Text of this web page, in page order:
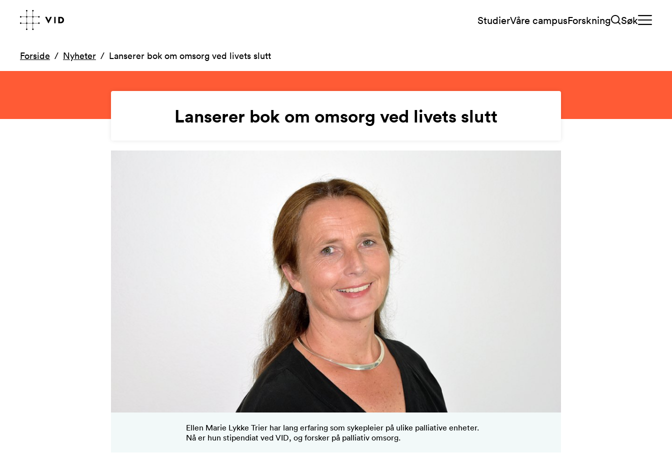
StudierVåre campusForskning Søk
Forside Nyheter Lanserer bok om omsorg ved livets slutt
Lanserer bok om omsorg ved livets slutt
Ellen Marie Lykke Trier har lang erfaring som sykepleier på ulike palliative enheter.
Nå er hun stipendiat ved VID, og forsker på palliativ omsorg.